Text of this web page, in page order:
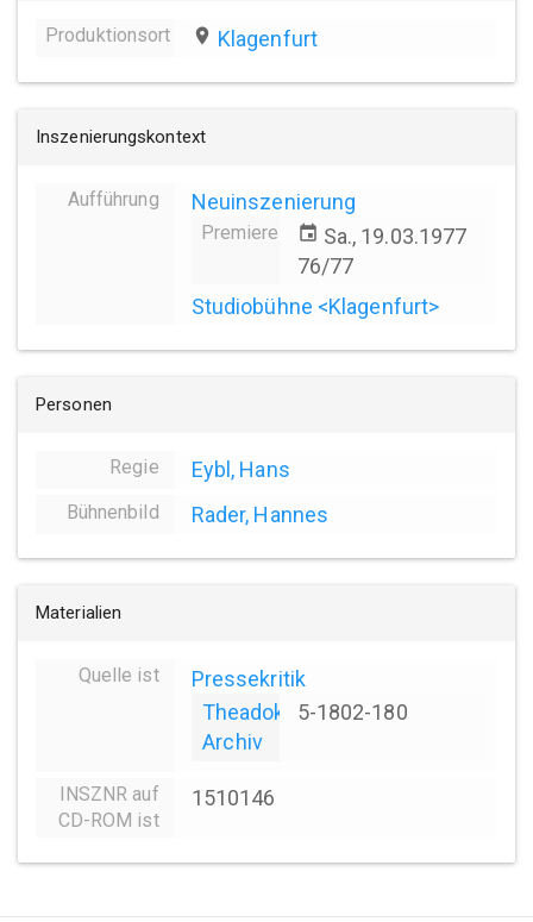
Produktionsort place Klagenfurt
Inszenierungskontext
Aufführung Neuinszenierung
Premiere event Sa., 19.03.1977
76/77
Studiobühne <Klagenfurt>
Personen
Regie Eybl, Hans
Bühnenbild Rader, Hannes
Materialien
Quelle ist
Pressekritik
Theadok
Archiv
5-1802-180
INSZNR auf
CD-ROM ist
1510146